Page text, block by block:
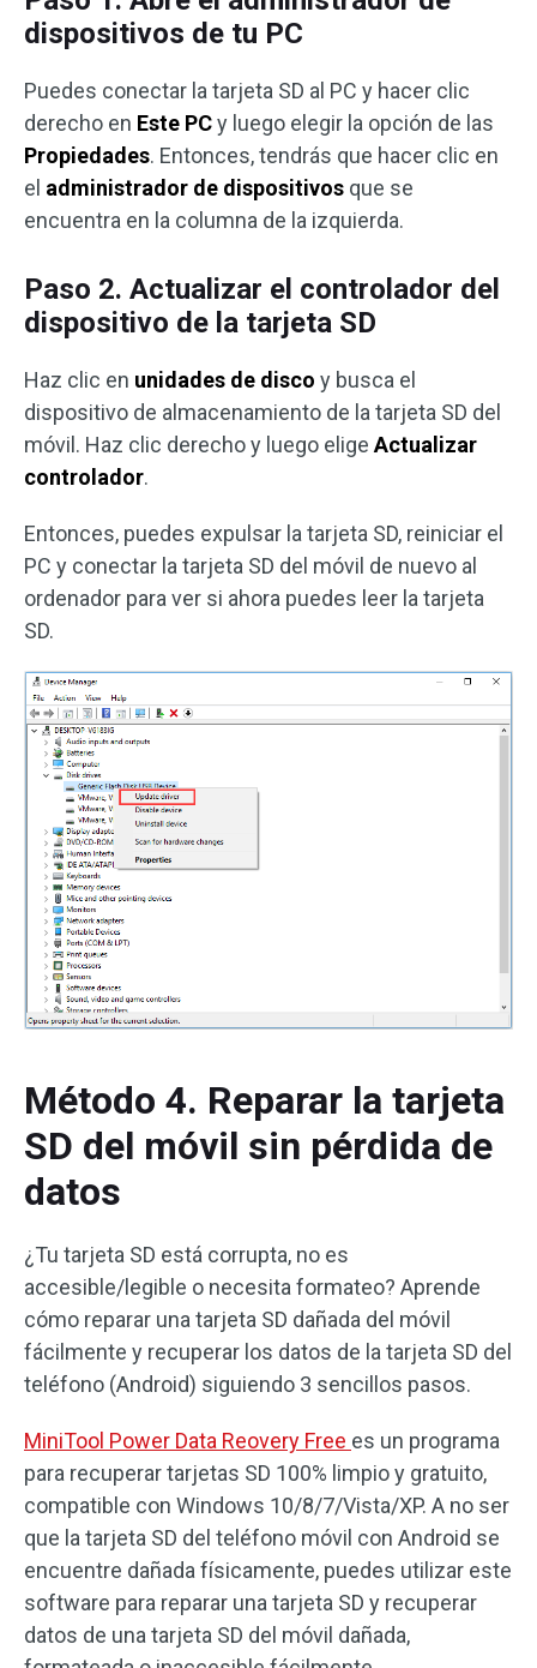
dispositivos de tu PC
Puedes conectar la tarjeta SD al PC y hacer clic
derecho en Este PCy luego elegir la opción de las
Propiedades. Entonces, tendrás que hacer clic en
el administrador de dispositivos que se
encuentra en la columna de la izquierda.
Paso 2. Actualizar el controlador del
dispositivo de la tarjeta SD
Haz clic en unidades de disco y busca el
dispositivo de almacenamiento de la tarjeta SD del
móvil. Haz clic derecho y luego elige Actualizar
controlador.
Entonces, puedes expulsar la tarjeta SD, reiniciar el
PC y conectar la tarjeta SD del móvil de nuevo al
ordenador para ver si ahora puedes leer la tarjeta
SD.
Método 4. Reparar la tarjeta
SD del móvil sin pérdida de
datos
¿Tu tarjeta SD está corrupta, no es
accesible/legible o necesita formateo? Aprende
cómo reparar una tarjeta SD dañada del móvil
fácilmente y recuperar los datos de la tarjeta SD del
teléfono (Android) siguiendo 3 sencillos pasos.
MiniTool Power Data Reovery Free es un programa
para recuperar tarjetas SD 100% limpio y gratuito,
compatible con Windows 10/8/7/Vista/XP. A no ser
que la tarjeta SD del teléfono móvil con Android se
encuentre dañada físicamente, puedes utilizar este
software para reparar una tarjeta SD y recuperar
datos de una tarjeta SD del móvil dañada,